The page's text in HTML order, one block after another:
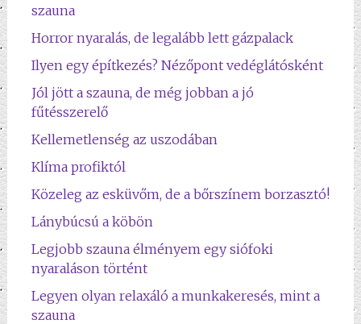
szauna
Horror nyaralás, de legalább lett gázpalack
Ilyen egy építkezés? Nézőpont vedéglátósként
Jól jött a szauna, de még jobban a jó
fűtésszerelő
Kellemetlenség az uszodában
Klíma profiktól
Közeleg az esküvőm, de a bőrszínem borzasztó!
Lánybúcsú a köbön
Legjobb szauna élményem egy siófoki
nyaraláson történt
Legyen olyan relaxáló a munkakeresés, mint a
szauna